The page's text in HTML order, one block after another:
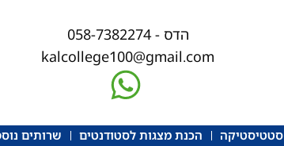
הדס - 058-7382274
kalcollege100@gmail.com
סטטיסטיקה הכנת מצגות לסטודנטים שרותים